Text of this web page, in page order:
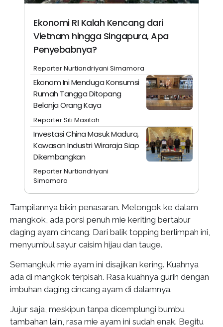
Ekonomi RI Kalah Kencang dari
Vietnam hingga Singapura, Apa
Penyebabnya?
Reporter Nurtiandriyani Simamora
Ekonom Ini Menduga Konsumsi
Rumah Tangga Ditopang
Belanja Orang Kaya
Reporter Siti Masitoh
Investasi China Masuk Madura,
Kawasan Industri Wiraraja Siap
Dikembangkan
Reporter Nurtiandriyani
Simamora
Tampilannya bikin penasaran. Melongok ke dalam
mangkok, ada porsi penuh mie keriting bertabur
daging ayam cincang. Dari balik topping berlimpah ini,
menyumbul sayur caisim hijau dan tauge.
Semangkuk mie ayam ini disajikan kering. Kuahnya
ada di mangkok terpisah. Rasa kuahnya gurih dengan
imbuhan daging cincang ayam di dalamnya.
Jujur saja, meskipun tanpa dicemplungi bumbu
tambahan lain, rasa mie ayam ini sudah enak. Begitu